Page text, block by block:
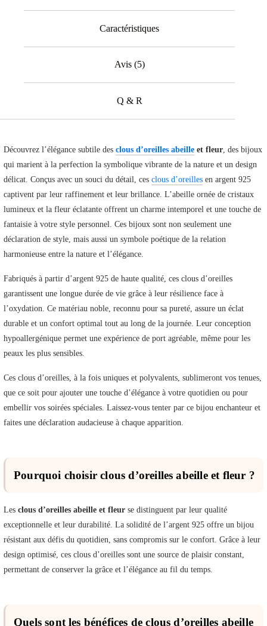
Caractéristiques
Avis (5)
Q & R
Découvrez l’élégance subtile des clous d’oreilles abeille et fleur , des bijoux
qui marient à la perfection la symbolique vibrante de la nature et un design
délicat. Conçus avec un souci du détail, ces clous d’oreilles en argent 925
captivent par leur raffinement et leur brillance. L’abeille ornée de cristaux
lumineux et la fleur éclatante offrent un charme intemporel et une touche de
fantaisie à votre style personnel. Ces bijoux sont non seulement une
déclaration de style, mais aussi un symbole poétique de la relation
harmonieuse entre la nature et l’élégance.
Fabriqués à partir d’argent 925 de haute qualité, ces clous d’oreilles
garantissent une longue durée de vie grâce à leur résilience face à
l’oxydation. Ce matériau noble, reconnu pour sa pureté, assure un éclat
durable et un confort optimal tout au long de la journée. Leur conception
hypoallergénique permet une expérience de port agréable, même pour les
peaux les plus sensibles.
Ces clous d’oreilles, à la fois uniques et polyvalents, sublimeront vos tenues,
que ce soit pour ajouter une touche d’élégance à votre quotidien ou pour
embellir vos soirées spéciales. Laissez-vous tenter par ce bijou enchanteur et
faites une déclaration audacieuse à chaque apparition.
Pourquoi choisir clous d’oreilles abeille et fleur ?
Les clous d’oreilles abeille et fleur se distinguent par leur qualité
exceptionnelle et leur durabilité. La solidité de l’argent 925 offre un bijou
résistant aux défis du quotidien, sans compromis sur le confort. Grâce à leur
design optimisé, ces clous d’oreilles sont une source de plaisir constant,
permettant de conserver la grâce et l’élégance au fil du temps.
Quels sont les bénéfices de clous d’oreilles abeille